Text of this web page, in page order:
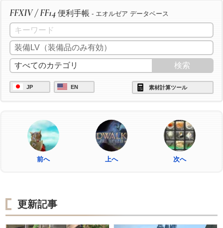
FFXIV / FF14 便利手帳 - エオルゼア データベース
JP EN 素材計算ツール
前へ 上へ 次へ
更新記事